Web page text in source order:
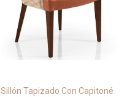
Sillón Tapizado Con Capitoné